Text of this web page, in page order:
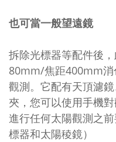
也可當一般望遠鏡
拆除光標器等配件後
80mm/焦距400mm消
觀測。它配有天頂濾
夾，您可以使用手機
進行任何太陽觀測之
標器和太陽稜鏡）